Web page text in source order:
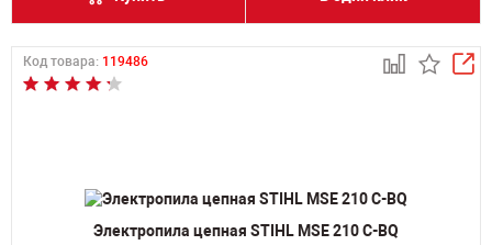
Код товара: 119486
Электропила цепная STIHL MSE 210 С-BQ